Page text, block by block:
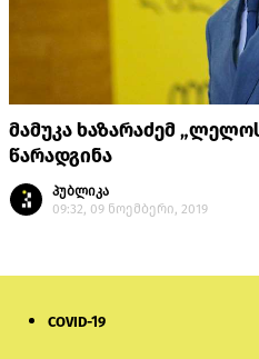
მამუკა ხაზარაძემ
წარადგინა
პუბლიკა
09:32, 09 ნოემბერი, 2019
COVID-19